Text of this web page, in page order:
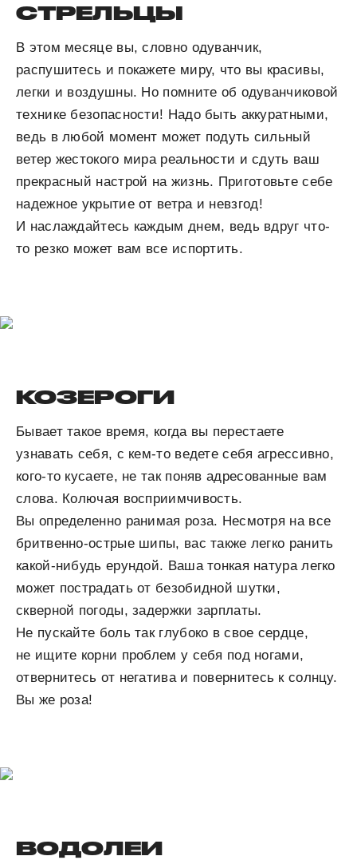
СТРЕЛЬЦЫ
В этом месяце вы, словно одуванчик,
распушитесь и покажете миру, что вы красивы,
легки и воздушны. Но помните об одуванчиковой
технике безопасности! Надо быть аккуратными,
ведь в любой момент может подуть сильный
ветер жестокого мира реальности и сдуть ваш
прекрасный настрой на жизнь. Приготовьте себе
надежное укрытие от ветра и невзгод!
И наслаждайтесь каждым днем, ведь вдруг что-
то резко может вам все испортить.
КОЗЕРОГИ
Бывает такое время, когда вы перестаете
узнавать себя, с кем-то ведете себя агрессивно,
кого-то кусаете, не так поняв адресованные вам
слова. Колючая восприимчивость.
Вы определенно ранимая роза. Несмотря на все
бритвенно-острые шипы, вас также легко ранить
какой-нибудь ерундой. Ваша тонкая натура легко
может пострадать от безобидной шутки,
скверной погоды, задержки зарплаты.
Не пускайте боль так глубоко в свое сердце,
не ищите корни проблем у себя под ногами,
отвернитесь от негатива и повернитесь к солнцу.
Вы же роза!
ВОДОЛЕИ